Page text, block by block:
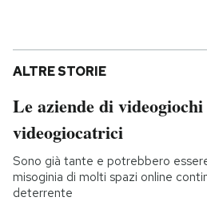
ALTRE STORIE
Le aziende di
videogiocatrici
Sono già tante e potrebbero
misoginia di molti spazi online
deterrente